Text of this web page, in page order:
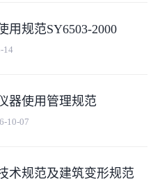
用规范SY6503-2000
14
器使用管理规范
10-07
术规范及建筑变形规范